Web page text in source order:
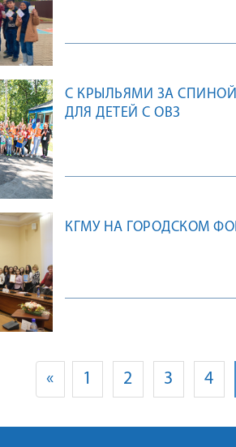
С КРЫЛЬЯМИ ЗА
ДЛЯ ДЕТЕЙ С ОВЗ
КГМУ НА ГОРОДСКОМ
« 1 2 3 4